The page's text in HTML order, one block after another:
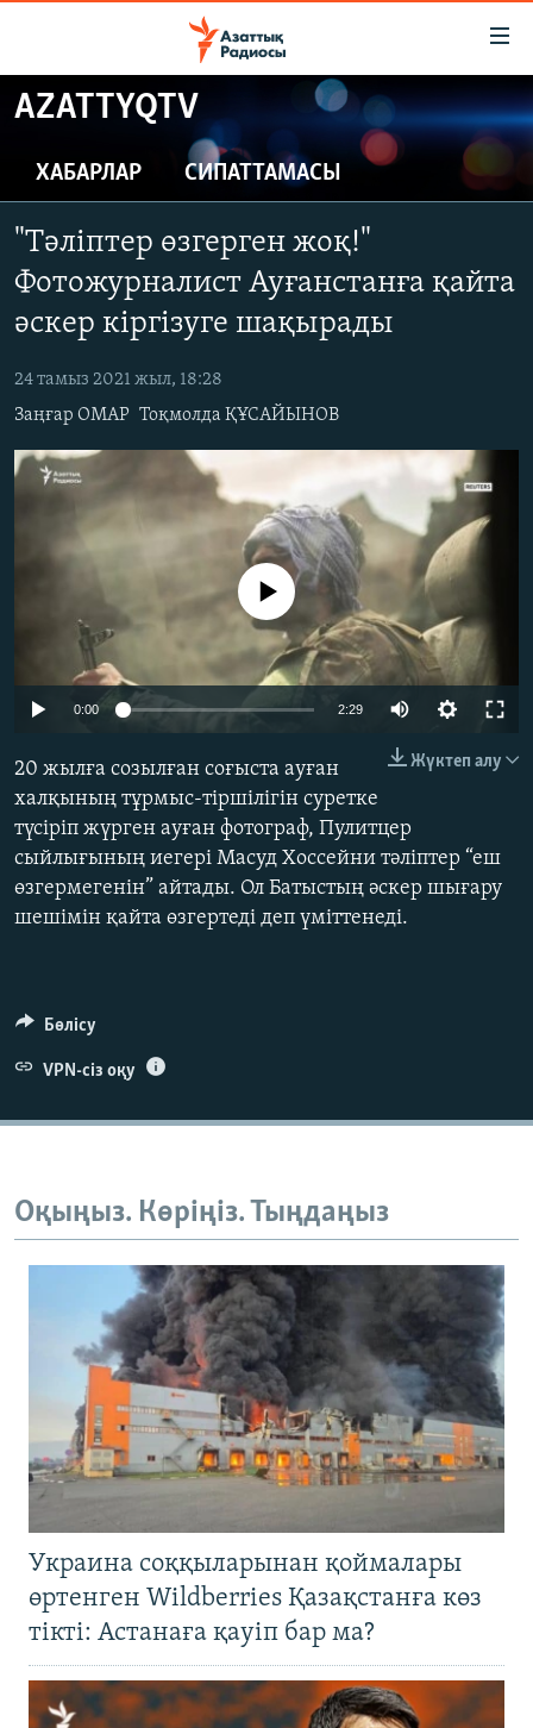
Skip
to
content
main
Skip
Search
ЖАҢАЛЫҚТАР
САЯСАТ
ҚАҢТАР ОҚИҒАСЫ
АДАМ ҚҰҚЫҚТАРЫ
ӘЛЕУМЕТ
ӘЛЕМ
АРНАЙЫ ЖОБАЛАР
Русский
ЖАЗЫЛЫҢЫЗ
Басқа тілдерде
AZATTYQTV
ХАБАРЛАР СИПАТТАМАСЫ
"Тәліптер өзгерген жоқ!"
Фотожурналист Ауғанстанға қайта
әскер кіргізуге шақырады
24 тамыз 2021 жыл, 18:28
Заңғар ОМАР Тоқмолда ҚҰСАЙЫНОВ
No media source currently available
0:00 2:29
Жүктеп алу
20 жылға созылған соғыста ауған
халқының тұрмыс-тіршілігін суретке
түсіріп жүрген ауған фотограф, Пулитцер
сыйлығының иегері Масуд Хоссейни тәліптер “еш
өзгермегенін” айтады. Ол Батыстың әскер шығару
шешімін қайта өзгертеді деп үміттенеді.
Бөлісу
VPN-сіз оқу
Оқыңыз. Көріңіз. Тыңдаңыз
Украина соққыларынан қоймалары
өртенген Wildberries Қазақстанға көз
тікті: Астанаға қауіп бар ма?